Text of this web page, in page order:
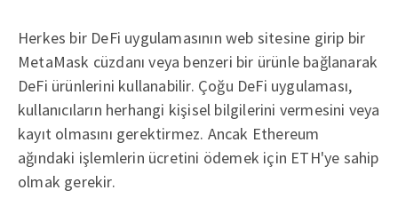
Herkes bir DeFi uygulamasının web sitesine girip bir
MetaMask cüzdanı veya benzeri bir ürünle bağlanarak
DeFi ürünlerini kullanabilir. Çoğu DeFi uygulaması,
kullanıcıların herhangi kişisel bilgilerini vermesini veya
kayıt olmasını gerektirmez. Ancak Ethereum
ağındaki işlemlerin ücretini ödemek için ETH'ye sahip
olmak gerekir.